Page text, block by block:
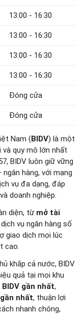
13:00 - 16:30
13:00 - 16:30
13:00 - 16:30
13:00 - 16:30
Đóng cửa
Đóng cửa
Nam (BIDV) là một
quy mô lớn nhất
BIDV luôn giữ vững
hàng, với mạng
vụ đa dạng, đáp
doanh nghiệp.
diện, từ mở tài
vụ ngân hàng số
giao dịch mọi lúc
cao.
khắp cả nước, BIDV
quả tại mọi khu
gần nhất,
nhất, thuận lợi
nhanh chóng,